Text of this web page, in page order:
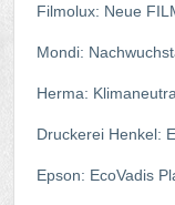
Filmolux: Neue
Mondi:
Herma:
Druckerei Henkel:
Epson: EcoVadis